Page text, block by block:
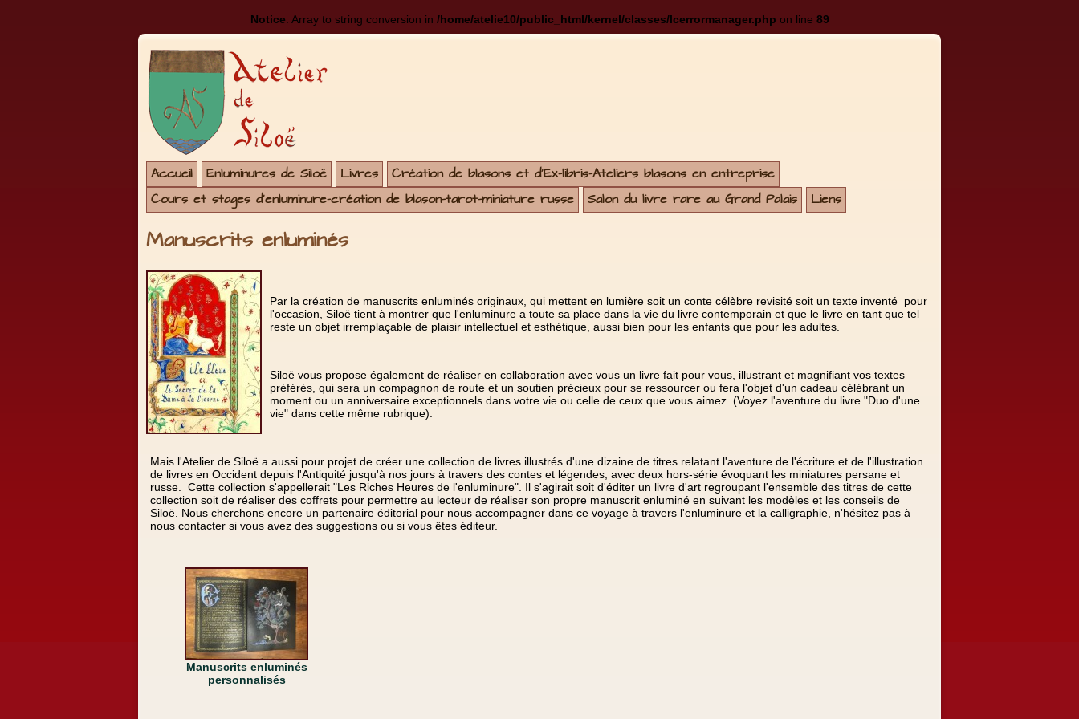
Notice: Array to string conversion in /home/atelie10/public_html/kernel/classes/lcerrormanager.php on line 89
Accueil Enluminures de Siloë Livres
Création de blasons et d'Ex-libris-Ateliers blasons en entreprise
Cours et stages d'enluminure-création de blason-tarot-miniature russe
Salon du livre rare au Grand Palais Liens
Manuscrits enluminés
Par la création de manuscrits enluminés originaux, qui mettent en lumière soit un conte célèbre revisité soit un texte inventé pour
l'occasion, Siloë tient à montrer que l'enluminure a toute sa place dans la vie du livre contemporain et que le livre en tant que tel
reste un objet irremplaçable de plaisir intellectuel et esthétique, aussi bien pour les enfants que pour les adultes.
Siloë vous propose également de réaliser en collaboration avec vous un livre fait pour vous, illustrant et magnifiant vos textes
préférés, qui sera un compagnon de route et un soutien précieux pour se ressourcer ou fera l'objet d'un cadeau célébrant un
moment ou un anniversaire exceptionnels dans votre vie ou celle de ceux que vous aimez. (Voyez l'aventure du livre "Duo d'une
vie" dans cette même rubrique).
Mais l'Atelier de Siloë a aussi pour projet de créer une collection de livres illustrés d'une dizaine de titres relatant l'aventure de l'écriture et de l'illustration
de livres en Occident depuis l'Antiquité jusqu'à nos jours à travers des contes et légendes, avec deux hors-série évoquant les miniatures persane et
russe. Cette collection s'appellerait "Les Riches Heures de l'enluminure". Il s'agirait soit d'éditer un livre d'art regroupant l'ensemble des titres de cette
collection soit de réaliser des coffrets pour permettre au lecteur de réaliser son propre manuscrit enluminé en suivant les modèles et les conseils de
Siloë. Nous cherchons encore un partenaire éditorial pour nous accompagner dans ce voyage à travers l'enluminure et la calligraphie, n'hésitez pas à
nous contacter si vous avez des suggestions ou si vous êtes éditeur.
Manuscrits enluminés
personnalisés